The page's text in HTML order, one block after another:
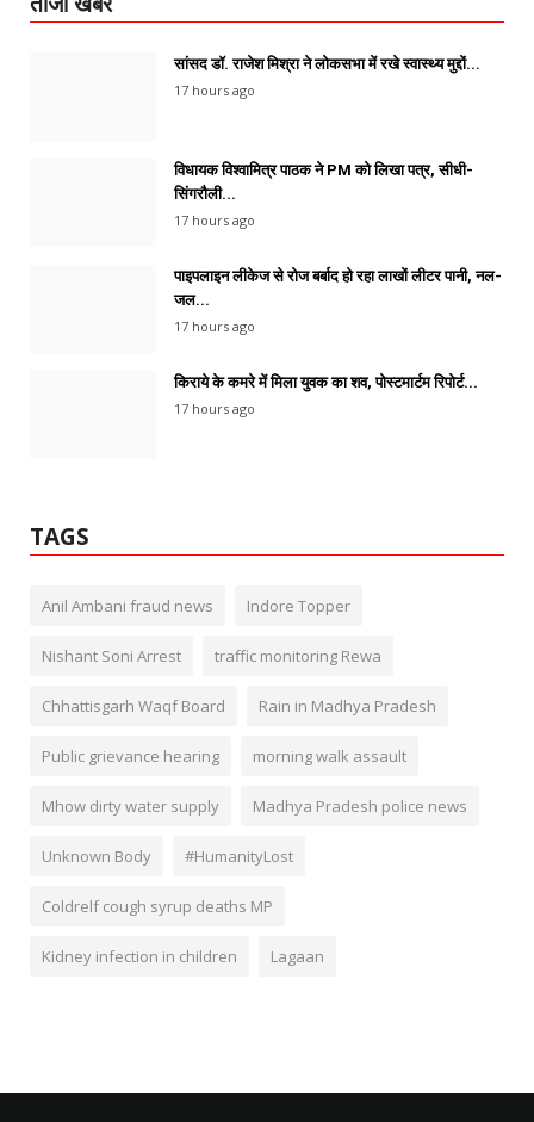
सांसद डॉ. राजेश मिश्रा ने लोकसभा में रखे स्वास्थ्य मुद्दों...
17 hours ago
विधायक विश्वामित्र पाठक ने PM को लिखा पत्र, सीधी-
सिंगरौली...
17 hours ago
पाइपलाइन लीकेज से रोज बर्बाद हो रहा लाखों लीटर पानी, नल-
जल...
17 hours ago
किराये के कमरे में मिला युवक का शव, पोस्टमार्टम रिपोर्ट...
17 hours ago
TAGS
Anil Ambani fraud news Indore Topper
Nishant Soni Arrest traffic monitoring Rewa
Chhattisgarh Waqf Board Rain in Madhya Pradesh
Public grievance hearing morning walk assault
Mhow dirty water supply Madhya Pradesh police news
Unknown Body #HumanityLost
Coldrelf cough syrup deaths MP
Kidney infection in children Lagaan